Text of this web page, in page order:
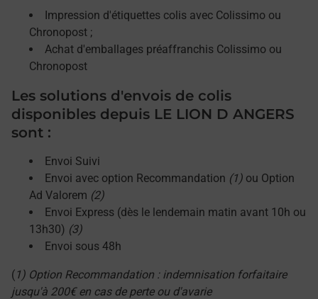
Impression d'étiquettes colis avec Colissimo ou
Chronopost ;
Achat d'emballages préaffranchis Colissimo ou
Chronopost
Les solutions d'envois de colis
disponibles depuis LE LION D ANGERS
sont :
Envoi Suivi
Envoi avec option Recommandation (1) ou Option
Ad Valorem (2)
Envoi Express (dès le lendemain matin avant 10h ou
13h30) (3)
Envoi sous 48h
( 1) Option Recommandation : indemnisation forfaitaire
jusqu'à 200€ en cas de perte ou d'avarie